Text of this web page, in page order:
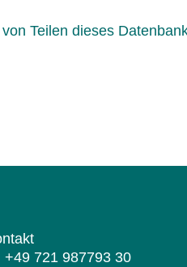
Teilen dieses
+49 721 987793 30